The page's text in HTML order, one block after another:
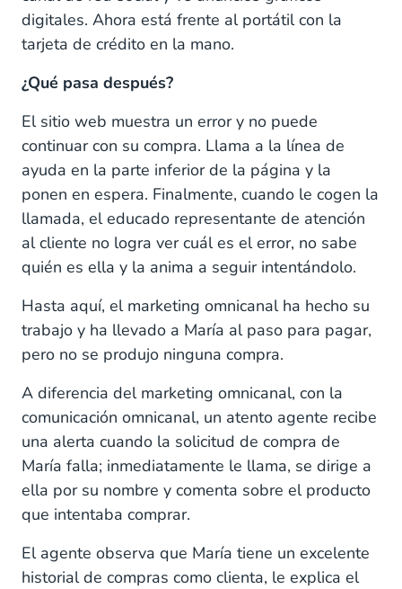
digitales. Ahora está frente al portátil con la
tarjeta de crédito en la mano.
¿Qué pasa después?
El sitio web muestra un error y no puede
continuar con su compra. Llama a la línea de
ayuda en la parte inferior de la página y la
ponen en espera. Finalmente, cuando le cogen la
llamada, el educado representante de atención
al cliente no logra ver cuál es el error, no sabe
quién es ella y la anima a seguir intentándolo.
Hasta aquí, el marketing omnicanal ha hecho su
trabajo y ha llevado a María al paso para pagar,
pero no se produjo ninguna compra.
A diferencia del marketing omnicanal, con la
comunicación omnicanal, un atento agente recibe
una alerta cuando la solicitud de compra de
María falla; inmediatamente le llama, se dirige a
ella por su nombre y comenta sobre el producto
que intentaba comprar.
El agente observa que María tiene un excelente
historial de compras como clienta, le explica el